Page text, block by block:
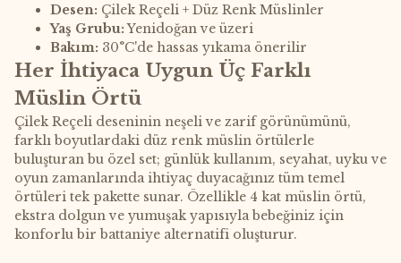
Desen: Çilek Reçeli + Düz Renk Müslinler
Yaş Grubu:Yenidoğan ve üzeri
Bakım: 30°C'de hassas yıkama önerilir
Her İhtiyaca Uygun Üç Farklı
Müslin Örtü
Çilek Reçeli deseninin neşeli ve zarif görünümünü,
farklı boyutlardaki düz renk müslin örtülerle
buluşturan bu özel set; günlük kullanım, seyahat, uyku ve
oyun zamanlarında ihtiyaç duyacağınız tüm temel
örtüleri tek pakette sunar. Özellikle 4 kat müslin örtü,
ekstra dolgun ve yumuşak yapısıyla bebeğiniz için
konforlu bir battaniye alternatifi oluşturur.